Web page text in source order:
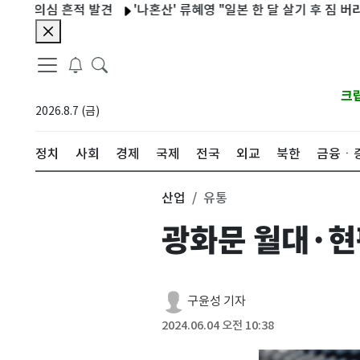
심 흔적 발견 '나혼산' 류혜영 "일본 한 달 살기 후 짐 버리기 프
2026.8.7 (금)
크
정치 사회 경제 국제 전국 외교 북한 금융ㆍ
산업 유통
광화문 월대·
구윤성 기자
2024.06.04 오전 10:38